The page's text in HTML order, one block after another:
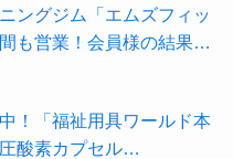
ングジム「エムズフィッ
も営業！会員様の結果を
！「福祉用具ワールド本
酸素カプセル